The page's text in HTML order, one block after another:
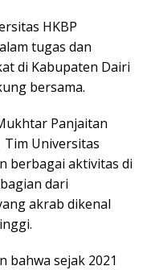
HKBP
tugas dan
di Kabupaten Dairi
bersama.
Panjaitan
Tim Universitas
berbagai aktivitas di
dari
akrab dikenal
bahwa sejak 2021